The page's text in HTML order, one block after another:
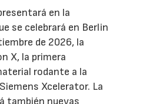
en la
se celebrará en Berlin
de 2026, la
X, la primera
rodante a la
Xcelerator. La
también nuevas